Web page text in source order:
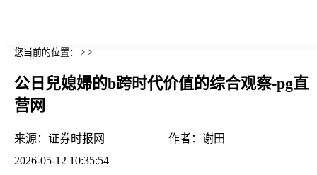
您当前的位置： > >
公日兒媳婦的b跨时代价值的综合观察-pg直
营网
来源： 证券时报网 作者： 谢田
2026-05-12 10:35:54